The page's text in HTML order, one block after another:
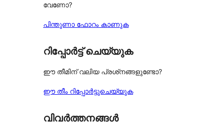
വേണോ?
പിന്തുണാ ഫോറം കാണുക
റിപ്പോർട്ട് ചെയ്യുക
ഈ തീമിന് വലിയ പ്രശ്‌നങ്ങളുണ്ടോ?
ഈ തീം റിപ്പോർട്ടുചെയ്യുക
വിവർത്തനങ്ങൾ